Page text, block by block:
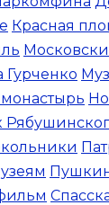
Красная
Гурченко